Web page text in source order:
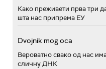
Како преживети прва три
шта нас припрема ЕУ
Dvojnik mog oca
Вероватно свако од нас
сличну ДНК